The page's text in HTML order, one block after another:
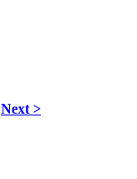
Next >